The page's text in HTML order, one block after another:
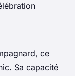
ce
Sa capacité